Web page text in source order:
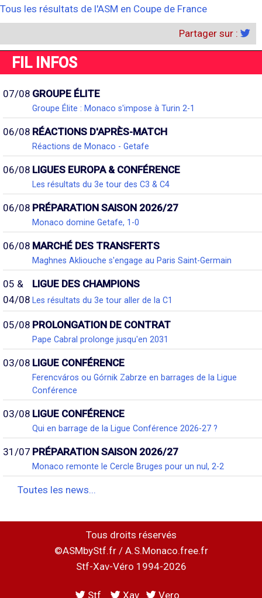
Tous les résultats de l'ASM en Coupe de France
Partager sur :
FIL INFOS
07/08 GROUPE ÉLITE
Groupe Élite : Monaco s'impose à Turin 2-1
06/08 RÉACTIONS D'APRÈS-MATCH
Réactions de Monaco - Getafe
06/08 LIGUES EUROPA & CONFÉRENCE
Les résultats du 3e tour des C3 & C4
06/08 PRÉPARATION SAISON 2026/27
Monaco domine Getafe, 1-0
06/08 MARCHÉ DES TRANSFERTS
Maghnes Akliouche s'engage au Paris Saint-Germain
05 &
04/08
LIGUE DES CHAMPIONS
Les résultats du 3e tour aller de la C1
05/08 PROLONGATION DE CONTRAT
Pape Cabral prolonge jusqu'en 2031
03/08 LIGUE CONFÉRENCE
Ferencváros ou Górnik Zabrze en barrages de la Ligue
Conférence
03/08 LIGUE CONFÉRENCE
Qui en barrage de la Ligue Conférence 2026-27 ?
31/07 PRÉPARATION SAISON 2026/27
Monaco remonte le Cercle Bruges pour un nul, 2-2
Toutes les news...
Tous droits réservés
©ASMbyStf.fr / A.S.Monaco.free.fr
Stf-Xav-Véro 1994-2026
Stf Xav Vero